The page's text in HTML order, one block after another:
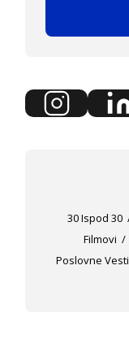
30 Ispod 30
Filmovi
Poslovne Vesti